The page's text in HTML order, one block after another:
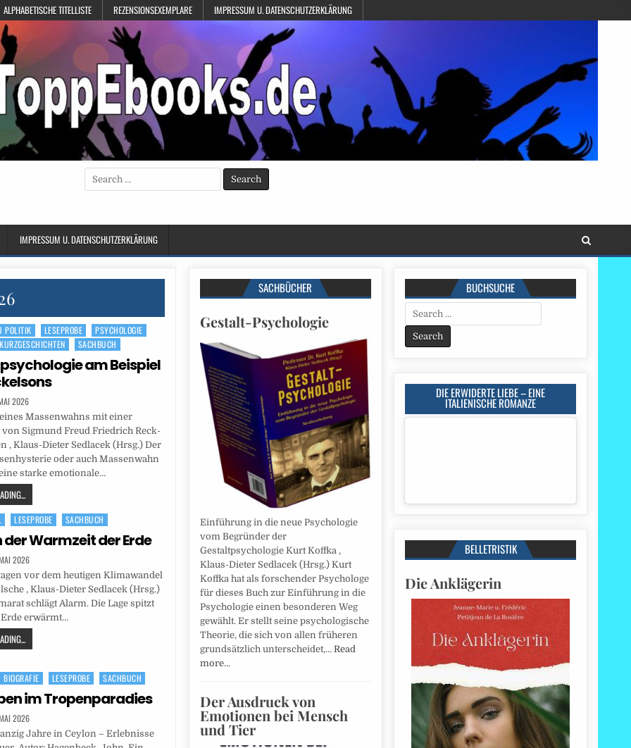
ALPHABETISCHE TITELLISTE REZENSIONSEXEMPLARE IMPRESSUM U. DATENSCHUTZERKLÄRUNG
Search
for:
IMPRESSUM U. DATENSCHUTZERKLÄRUNG
POLITIK LESEPROBE
PSYCHOLOGIE
SACHBUCH
am Beispiel
2026
Massenwahns mit einer
Sigmund Freud Friedrich Reck-
, Klaus-Dieter Sedlacek (Hrsg.) Der
oder auch Massenwahn
starke emotionale…
LESEPROBE SACHBUCH
der Warmzeit der Erde
2026
vor dem heutigen Klimawandel
, Klaus-Dieter Sedlacek (Hrsg.)
schlägt Alarm. Die Lage spitzt
Erde erwärmt…
BIOGRAFIE LESEPROBE SACHBUCH
im Tropenparadies
2026
Jahre in Ceylon – Erlebnisse
SACHBÜCHER
Gestalt-Psychologie
Einführung in die neue Psychologie
vom Begründer der
Gestaltpsychologie Kurt Koffka ,
Klaus-Dieter Sedlacek (Hrsg.) Kurt
Koffka hat als forschender Psychologe
für dieses Buch zur Einführung in die
Psychologie einen besonderen Weg
gewählt. Er stellt seine psychologische
Theorie, die sich von allen früheren
grundsätzlich unterscheidet,… Read
more…
Der Ausdruck von
Emotionen bei Mensch
und Tier
BUCHSUCHE
Search
for:
DIE ERWIDERTE LIEBE – EINE
ITALIENISCHE ROMANZE
BELLETRISTIK
Die Anklägerin